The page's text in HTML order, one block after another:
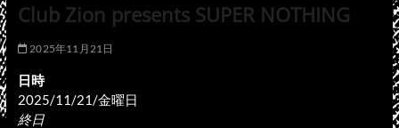
Club Zion presents SUPER NOTHING
2025年11月21日
日時
2025/11/21/金曜日
終日